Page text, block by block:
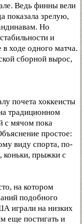
Ведь финны вели
показала зрелую,
Но
и
ходе одного матча.
сборной вырос,
почета хоккеисты
традиционном
с мячом пока
простое:
виду спорта, по-
коньки, прыжки с
на котором
подобного
играли на низких
еще постигать и